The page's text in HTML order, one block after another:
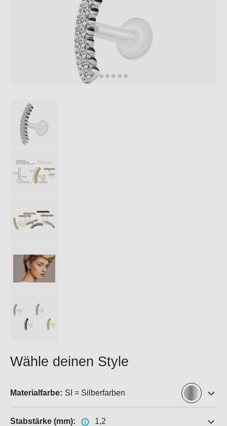
Wähle deinen Style
Materialfarbe: SI = Silberfarben
Stabstärke (mm): 1,2